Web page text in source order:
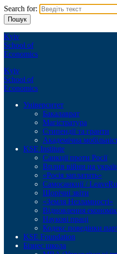
Search for:
Kyiv
School of
Economics
Kyiv
School of
Economics
Університет
Бакалаврат
Магістратура
Стипендії та гранти
Академічна
KSE Institute
Санкції проти Росії
Вплив війни на
«Росія заплатить»
Самосанкції /
Щорічні звіти
«Земля Незламності»
Відновлення
Наукові праці
Кодекс поведінки
KSE Foundation
Бізнес школа